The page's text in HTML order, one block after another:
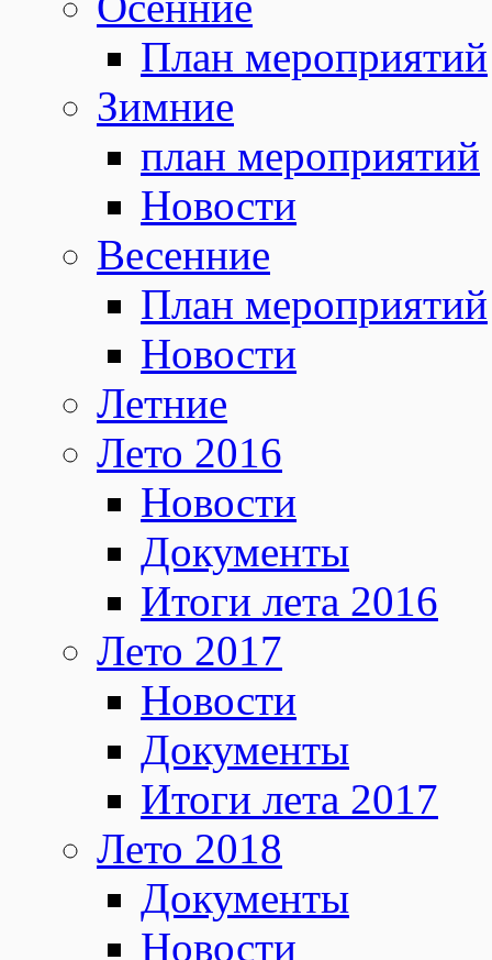
План мероприятий
Зимние
план мероприятий
Новости
Весенние
План мероприятий
Новости
Летние
Лето 2016
Новости
Документы
Итоги лета 2016
Лето 2017
Новости
Документы
Итоги лета 2017
Лето 2018
Документы
Новости